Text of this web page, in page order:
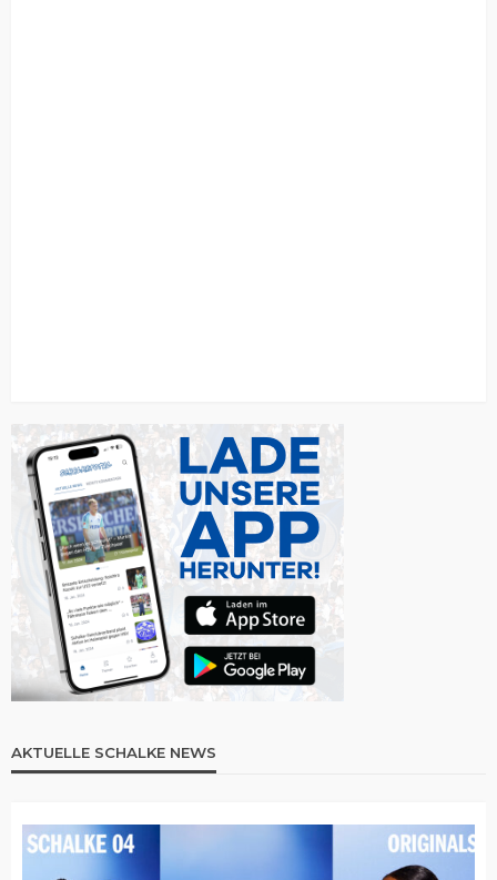
AKTUELLE SCHALKE NEWS